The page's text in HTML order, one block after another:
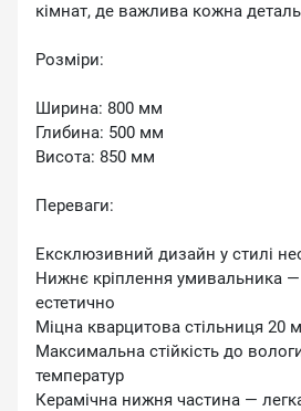
кімнат, де важлива кожна
Розміри:
Ширина: 800 мм
Глибина: 500 мм
Висота: 850 мм
Переваги:
Ексклюзивний дизайн у стилі
Нижнє кріплення умивальника —
естетично
Міцна кварцитова стільниця 20
Максимальна стійкість до
температур
Керамічна нижня частина —